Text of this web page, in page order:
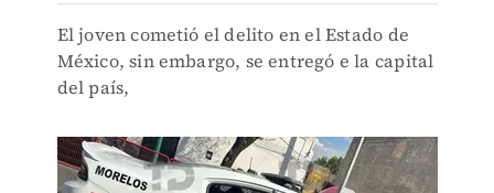
El joven cometió el delito en el Estado de
México, sin embargo, se entregó e la capital
del país,